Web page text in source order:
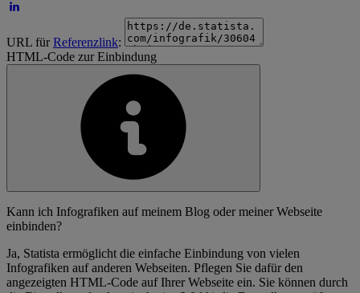
URL fürReferenzlink:
HTML-Code zur Einbindung
Kann ich Infografiken auf meinem Blog oder meiner Webseite
einbinden?
Ja, Statista ermöglicht die einfache Einbindung von vielen
Infografiken auf anderen Webseiten. Pflegen Sie dafür den
angezeigten HTML-Code auf Ihrer Webseite ein. Sie können durch